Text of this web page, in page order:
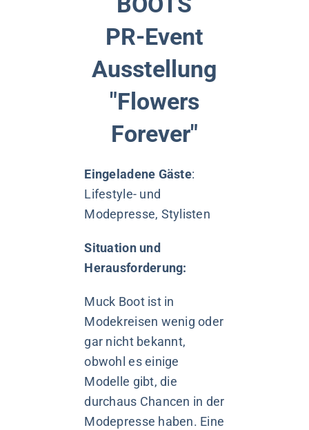
PR-Event
Ausstellung
"Flowers
Forever"
Eingeladene Gäste:
Lifestyle- und
Modepresse, Stylisten
Situation und
Herausforderung:
Muck Boot ist in
Modekreisen wenig oder
gar nicht bekannt,
obwohl es einige
Modelle gibt, die
durchaus Chancen in der
Modepresse haben. Eine